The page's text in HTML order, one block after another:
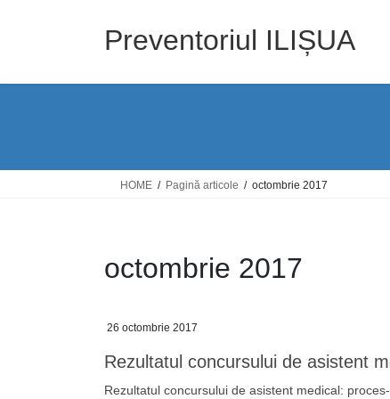
Preventoriul ILIȘUA
HOME Pagină articole octombrie 2017
octombrie 2017
26 octombrie 2017
Rezultatul concursului de asistent
Rezultatul concursului de asistent medical: